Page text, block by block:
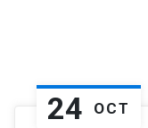
24 OCT